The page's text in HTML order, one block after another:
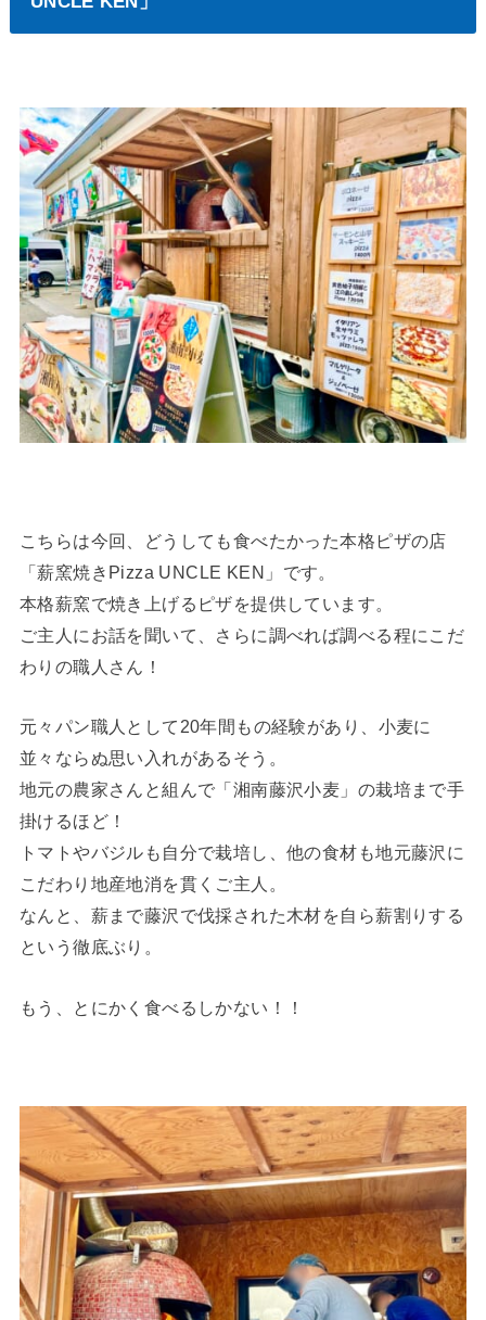
こちらは今回、どうしても食べたかった本格ピザの店
「薪窯焼きPizza UNCLE KEN」です。
本格薪窯で焼き上げるピザを提供しています。
ご主人にお話を聞いて、さらに調べれば調べる程にこだ
わりの職人さん！
元々パン職人として20年間もの経験があり、小麦に
並々ならぬ思い入れがあるそう。
地元の農家さんと組んで「湘南藤沢小麦」の栽培まで手
掛けるほど！
トマトやバジルも自分で栽培し、他の食材も地元藤沢に
こだわり地産地消を貫くご主人。
なんと、薪まで藤沢で伐採された木材を自ら薪割りする
という徹底ぶり。
もう、とにかく食べるしかない！！